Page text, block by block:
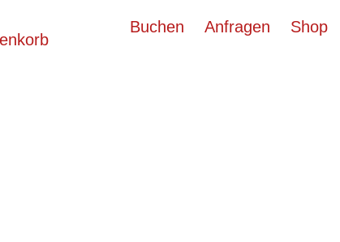
Buchen Anfragen Shop